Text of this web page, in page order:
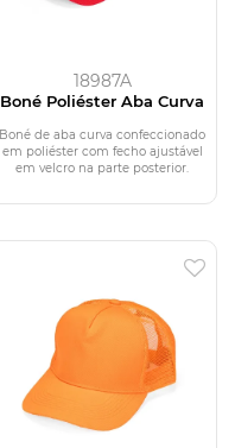
18987A
Boné Poliéster Aba Curva
Boné de aba curva confeccionado
em poliéster com fecho ajustável
em velcro na parte posterior.